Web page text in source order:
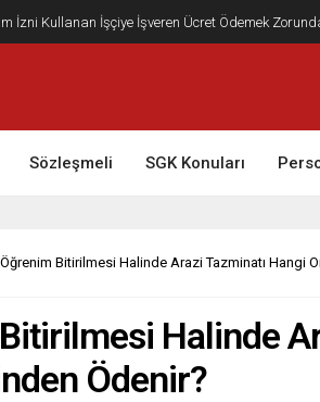
Mesai Ödemesinde Heyet Raporu Dikkate Alınır
Sözleşmeli SGK Konuları
Bitirilmesi Halinde Arazi Tazminatı Hangi
Halinde
Ödenir?